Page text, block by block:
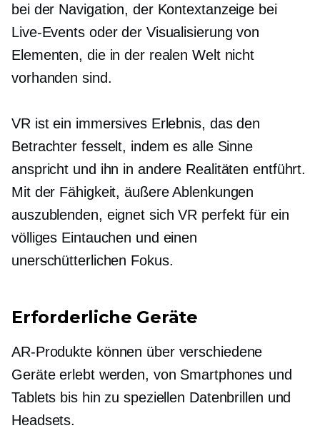
bei der Navigation, der Kontextanzeige bei
Live-Events oder der Visualisierung von
Elementen, die in der realen Welt nicht
vorhanden sind.
VR ist ein immersives Erlebnis, das den
Betrachter fesselt, indem es alle Sinne
anspricht und ihn in andere Realitäten entführt.
Mit der Fähigkeit, äußere Ablenkungen
auszublenden, eignet sich VR perfekt für ein
völliges Eintauchen und einen
unerschütterlichen Fokus.
Erforderliche Geräte
AR-Produkte können über verschiedene
Geräte erlebt werden, von Smartphones und
Tablets bis hin zu speziellen Datenbrillen und
Headsets.